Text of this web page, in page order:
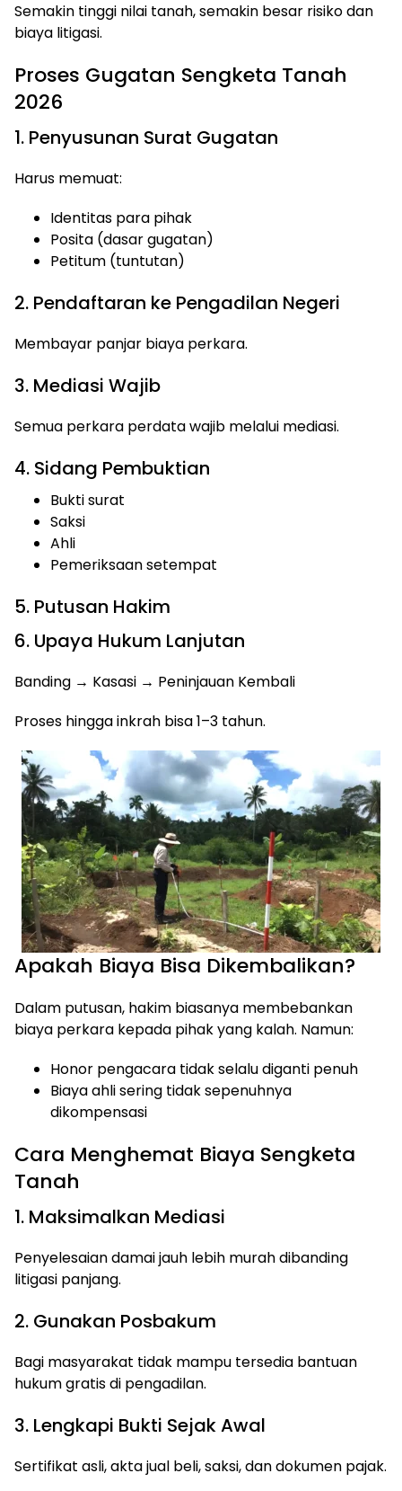
Semakin tinggi nilai tanah, semakin besar risiko dan
biaya litigasi.
Proses Gugatan Sengketa Tanah
2026
1. Penyusunan Surat Gugatan
Harus memuat:
Identitas para pihak
Posita (dasar gugatan)
Petitum (tuntutan)
2. Pendaftaran ke Pengadilan Negeri
Membayar panjar biaya perkara.
3. Mediasi Wajib
Semua perkara perdata wajib melalui mediasi.
4. Sidang Pembuktian
Bukti surat
Saksi
Ahli
Pemeriksaan setempat
5. Putusan Hakim
6. Upaya Hukum Lanjutan
Banding → Kasasi → Peninjauan Kembali
Proses hingga inkrah bisa 1–3 tahun.
Apakah Biaya Bisa Dikembalikan?
Dalam putusan, hakim biasanya membebankan
biaya perkara kepada pihak yang kalah. Namun:
Honor pengacara tidak selalu diganti penuh
Biaya ahli sering tidak sepenuhnya
dikompensasi
Cara Menghemat Biaya Sengketa
Tanah
1. Maksimalkan Mediasi
Penyelesaian damai jauh lebih murah dibanding
litigasi panjang.
2. Gunakan Posbakum
Bagi masyarakat tidak mampu tersedia bantuan
hukum gratis di pengadilan.
3. Lengkapi Bukti Sejak Awal
Sertifikat asli, akta jual beli, saksi, dan dokumen pajak.